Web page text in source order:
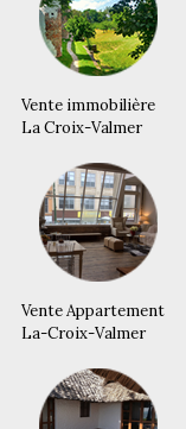
Vente immobilière
La Croix-Valmer
Vente Appartement
La-Croix-Valmer